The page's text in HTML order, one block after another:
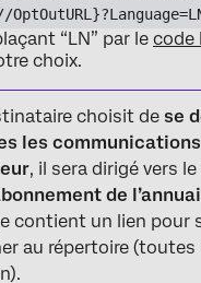
“LN” par le code
choix.
choisit de se
les
, il sera dirigé vers
de
contient un lien pour
au répertoire